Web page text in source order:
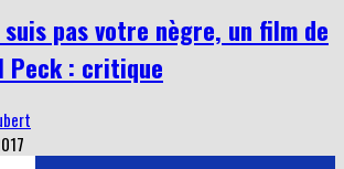
suis pas votre nègre, un film de
Peck : critique